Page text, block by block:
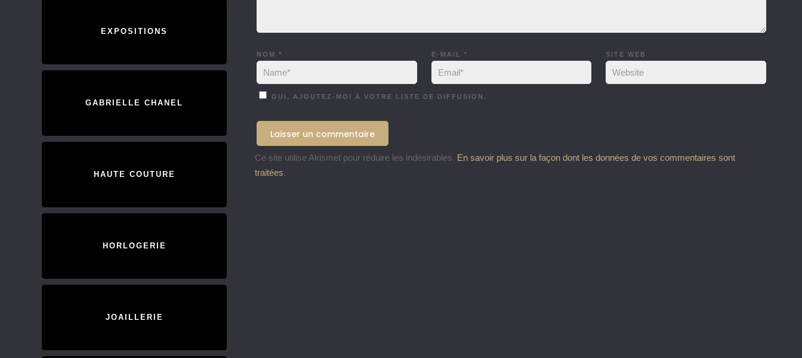
NOM * E-MAIL * SITE WEB
OUI, AJOUTEZ-MOI À VOTRE LISTE DE DIFFUSION.
Ce site utilise Akismet pour réduire les indésirables. En savoir plus sur la façon dont les données de vos commentaires sont
traitées.
EXPOSITIONS
GABRIELLE CHANEL
HAUTE COUTURE
HORLOGERIE
JOAILLERIE